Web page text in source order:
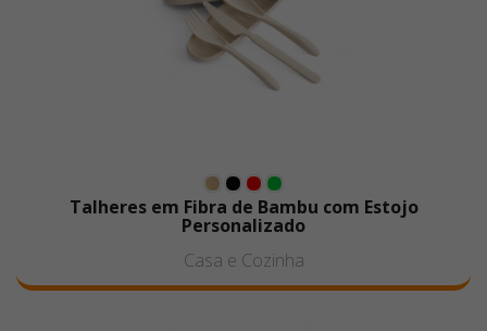
Talheres em Fibra de Bambu com Estojo
Personalizado
Casa e Cozinha